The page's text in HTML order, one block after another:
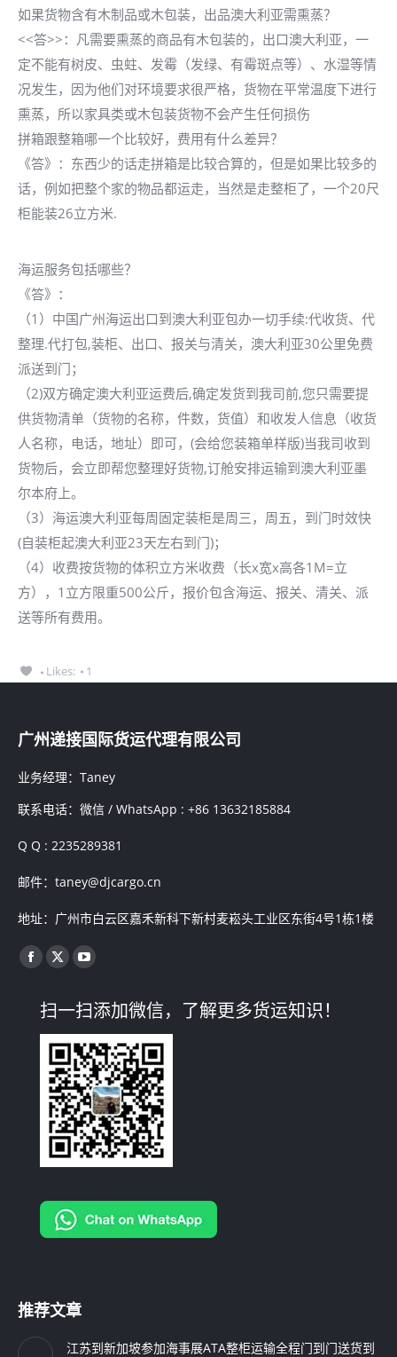
如果货物含有木制品或木包装，出品澳大利亚需熏蒸？
<<答>>：凡需要熏蒸的商品有木包装的，出口澳大利亚，一
定不能有树皮、虫蛀、发霉（发绿、有霉斑点等）、水湿等情
况发生，因为他们对环境要求很严格，货物在平常温度下进行
熏蒸，所以家具类或木包装货物不会产生任何损伤
拼箱跟整箱哪一个比较好，费用有什么差异？
《答》：东西少的话走拼箱是比较合算的，但是如果比较多的
话，例如把整个家的物品都运走，当然是走整柜了，一个20尺
柜能装26立方米.
海运服务包括哪些？
《答》：
（1）中国广州海运出口到澳大利亚包办一切手续:代收货、代
整理.代打包,装柜、出口、报关与清关，澳大利亚30公里免费
派送到门；
（2)双方确定澳大利亚运费后,确定发货到我司前,您只需要提
供货物清单（货物的名称，件数，货值）和收发人信息（收货
人名称，电话，地址）即可，(会给您装箱单样版)当我司收到
货物后，会立即帮您整理好货物,订舱安排运输到澳大利亚墨
尔本府上。
（3）海运澳大利亚每周固定装柜是周三，周五，到门时效快
(自装柜起澳大利亚23天左右到门)；
（4）收费按货物的体积立方米收费（长x宽x高各1M=立
方），1立方限重500公斤，报价包含海运、报关、清关、派
送等所有费用。
Likes: 1
广州递接国际货运代理有限公司
业务经理：Taney
联系电话：微信 / WhatsApp : +86 13632185884
Q Q : 2235289381
邮件：taney@djcargo.cn
地址：广州市白云区嘉禾新科下新村麦崧头工业区东街4号1栋1楼
找到我们：
Facebook
opens
in
new
window
X
opens
in
new
window
YouTube
opens
in
new
window
扫一扫添加微信，了解更多货运知识！
推荐文章
江苏到新加坡参加海事展ATA整柜运输全程门到门送货到